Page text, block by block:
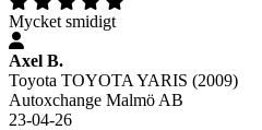
Mycket smidigt
Axel B.
Toyota TOYOTA YARIS (2009)
Autoxchange Malmö AB
23-04-26